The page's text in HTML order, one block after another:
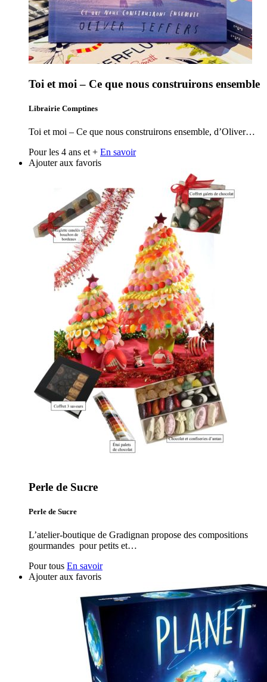
Toi et moi – Ce que nous construirons ensemble
Librairie Comptines
Toi et moi – Ce que nous construirons ensemble, d’Oliver…
Pour les 4 ans et + En savoir
Ajouter aux favoris
Perle de Sucre
Perle de Sucre
L’atelier-boutique de Gradignan propose des compositions
gourmandes pour petits et…
Pour tous En savoir
Ajouter aux favoris